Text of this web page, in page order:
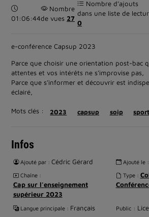
Durée :
01:06:44
Nombre
de vues 27
Nombre d’ajouts
dans une liste de
0
e-conférence Capsup 2023
Parce que choisir une orientation post-bac
attentes et vos intérêts ne s’improvise pas,
Parce que s’informer et découvrir est
éclairé,
Mots clés : 2023 capsup soip sport
Infos
Ajouté par : Cédric Gérard Ajouté le :
Chaîne :
Cap sur l'enseignement
supérieur 2023
Type :
Langue principale : Français Public :